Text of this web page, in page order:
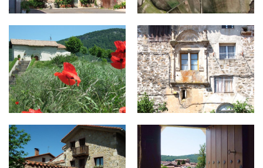
ul2-600x430.jpg
ul3-800x430.jpg ul6-600x430.jpg